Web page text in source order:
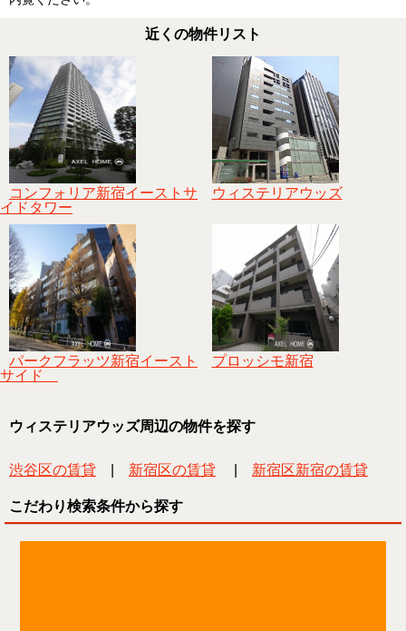
近くの物件リスト
コンフォリア新宿イーストサ
イドタワー
ウィステリアウッズ
パークフラッツ新宿イースト
サイド
プロッシモ新宿
ウィステリアウッズ周辺の物件を探す
渋谷区の賃貸 新宿区の賃貸 新宿区新宿の賃貸
こだわり検索条件から探す